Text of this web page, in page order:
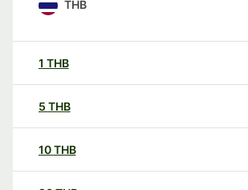
THB
1 THB
5 THB
10THB